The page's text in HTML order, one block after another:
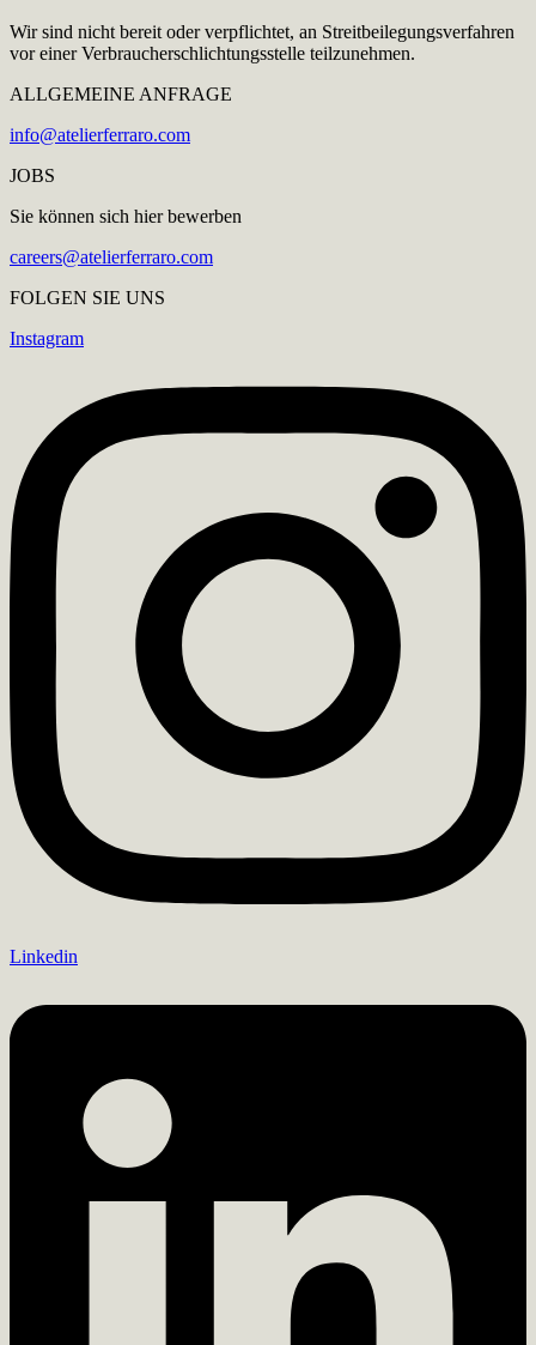
Wir sind nicht bereit oder verpflichtet, an Streitbeilegungsverfahren
vor einer Verbraucherschlichtungsstelle teilzunehmen.
ALLGEMEINE ANFRAGE
info@atelierferraro.com
JOBS
Sie können sich hier bewerben
careers@atelierferraro.com
FOLGEN SIE UNS
Instagram
Linkedin